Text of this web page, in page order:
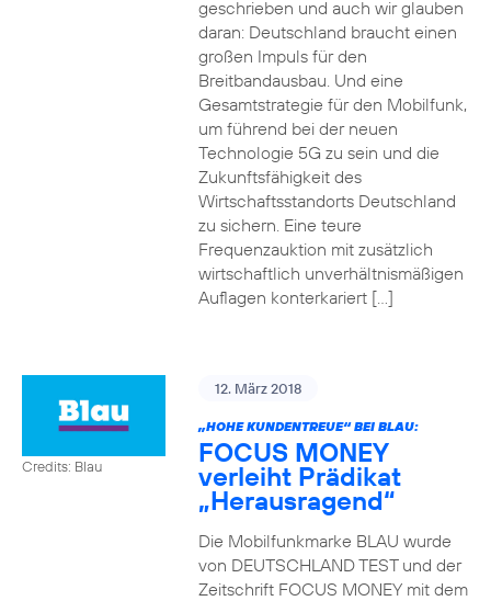
geschrieben und auch wir glauben
daran: Deutschland braucht einen
großen Impuls für den
Breitbandausbau. Und eine
Gesamtstrategie für den Mobilfunk,
um führend bei der neuen
Technologie 5G zu sein und die
Zukunftsfähigkeit des
Wirtschaftsstandorts Deutschland
zu sichern. Eine teure
Frequenzauktion mit zusätzlich
wirtschaftlich unverhältnismäßigen
Auflagen konterkariert […]
Credits: Blau
12. März 2018
„HOHE KUNDENTREUE“ BEI BLAU:
FOCUS MONEY
verleiht Prädikat
„Herausragend“
Die Mobilfunkmarke BLAU wurde
von DEUTSCHLAND TEST und der
Zeitschrift FOCUS MONEY mit dem